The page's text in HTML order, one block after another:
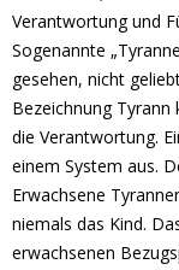
Verantwortung und
Sogenannte
gesehen, nicht
Bezeichnung
die Verantwortung.
einem System aus.
Erwachsene
niemals das Kind.
erwachsenen